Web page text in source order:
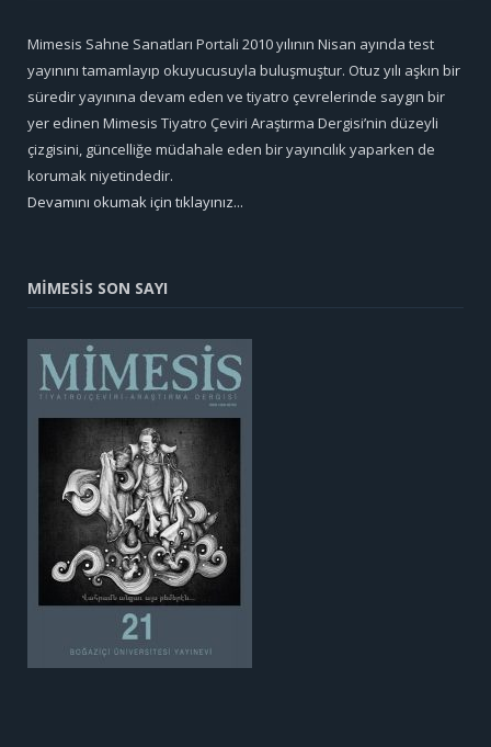
Mimesis Sahne Sanatları Portali 2010 yılının Nisan ayında test
yayınını tamamlayıp okuyucusuyla buluşmuştur. Otuz yılı aşkın bir
süredir yayınına devam eden ve tiyatro çevrelerinde saygın bir
yer edinen Mimesis Tiyatro Çeviri Araştırma Dergisi’nin düzeyli
çizgisini, güncelliğe müdahale eden bir yayıncılık yaparken de
korumak niyetindedir.
Devamını okumak için tıklayınız...
MİMESİS SON SAYI